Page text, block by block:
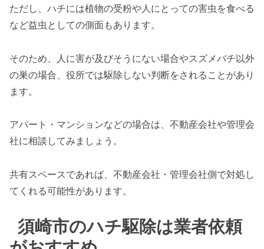
ただし、ハチには植物の受粉や人にとっての害虫を食べる
など益虫としての側面もあります。
そのため、人に害が及びそうにない場合やスズメバチ以外
の巣の場合、役所では駆除しない判断をされることがあり
ます。
アパート・マンションなどの場合は、不動産会社や管理会
社に相談してみましょう。
共有スペースであれば、不動産会社・管理会社側で対処し
てくれる可能性があります。
須崎市のハチ駆除は業者依頼